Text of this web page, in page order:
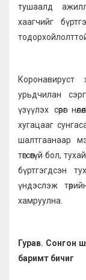
тушаалд
хаагчийг
урьдчилан
үзүүлэх сөрөг
хугацааг
шалтгаанаар
төгсөөгүй бол,
бүртгэгдсэн
үндэслэж
хамруулна.
Гурав. Сонгон
баримт бичиг